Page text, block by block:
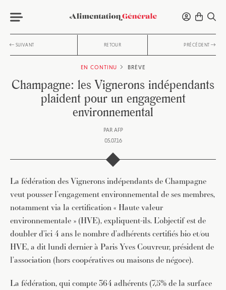
SUIVANT RETOUR PRÉCÉDENT
EN CONTINU BRÈVE
Champagne: les Vignerons indépendants
plaident pour un engagement
environnemental
PAR AFP
05.07.16
La fédération des Vignerons indépendants de Champagne
veut pousser l’engagement environnemental de ses membres,
notamment via la certification « Haute valeur
environnementale » (HVE), expliquent-ils. L’objectif est de
doubler d’ici 4 ans le nombre d’adhérents certifiés bio et/ou
HVE, a dit lundi dernier à Paris Yves Couvreur, président de
l’association (hors coopératives ou maisons de négoce).
La fédération, qui compte 364 adhérents (7,5% de la surface